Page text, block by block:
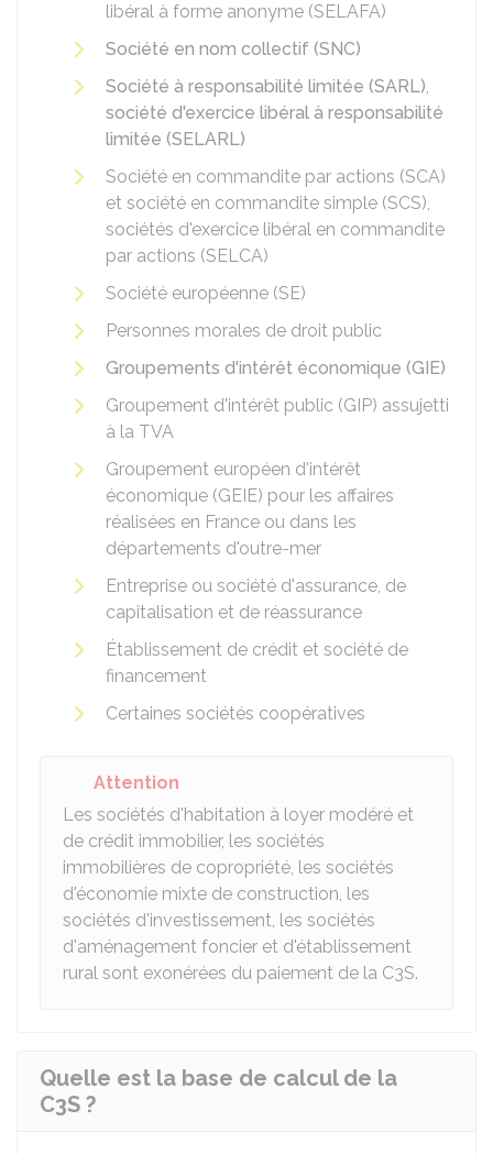
libéral à forme anonyme (SELAFA)
Société en nom collectif (SNC)
Société à responsabilité limitée (SARL),
société d'exercice libéral à responsabilité
limitée (SELARL)
Société en commandite par actions (SCA)
et société en commandite simple (SCS),
sociétés d'exercice libéral en commandite
par actions (SELCA)
Société européenne (SE)
Personnes morales de droit public
Groupements d'intérêt économique (GIE)
Groupement d'intérêt public (GIP) assujetti
à la TVA
Groupement européen d'intérêt
économique (GEIE) pour les affaires
réalisées en France ou dans les
départements d'outre-mer
Entreprise ou société d'assurance, de
capitalisation et de réassurance
Établissement de crédit et société de
financement
Certaines sociétés coopératives
Attention
Les sociétés d'habitation à loyer modéré et
de crédit immobilier, les sociétés
immobilières de copropriété, les sociétés
d'économie mixte de construction, les
sociétés d'investissement, les sociétés
d'aménagement foncier et d'établissement
rural sont exonérées du paiement de la C3S.
Quelle est la base de calcul de la
C3S ?